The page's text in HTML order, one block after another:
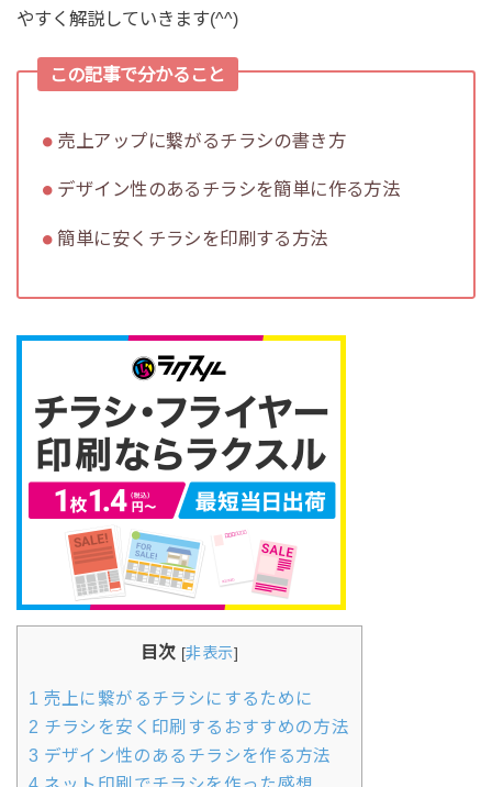
やすく解説していきます(^^)
この記事で分かること
売上アップに繋がるチラシの書き方
デザイン性のあるチラシを簡単に作る方法
簡単に安くチラシを印刷する方法
目次 [非表示]
1 売上に繋がるチラシにするために
2 チラシを安く印刷するおすすめの方法
3 デザイン性のあるチラシを作る方法